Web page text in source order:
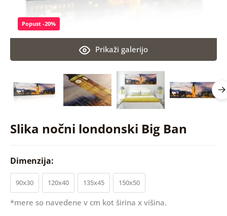
Slika nočni londonski Big Ban
Prikaži galerijo
Popust -20%
Dimenzija:
90x30 120x40 135x45 150x50
*mere so navedene v cm kot širina x višina.